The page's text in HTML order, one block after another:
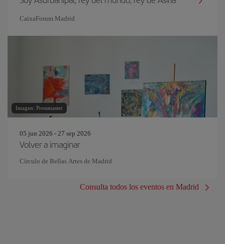
CaixaForum Madrid
Imagen: Pressmaster
05 jun 2026 - 27 sep 2026
Volver a imaginar
Círculo de Bellas Artes de Madrid
Consulta todos los eventos en Madrid